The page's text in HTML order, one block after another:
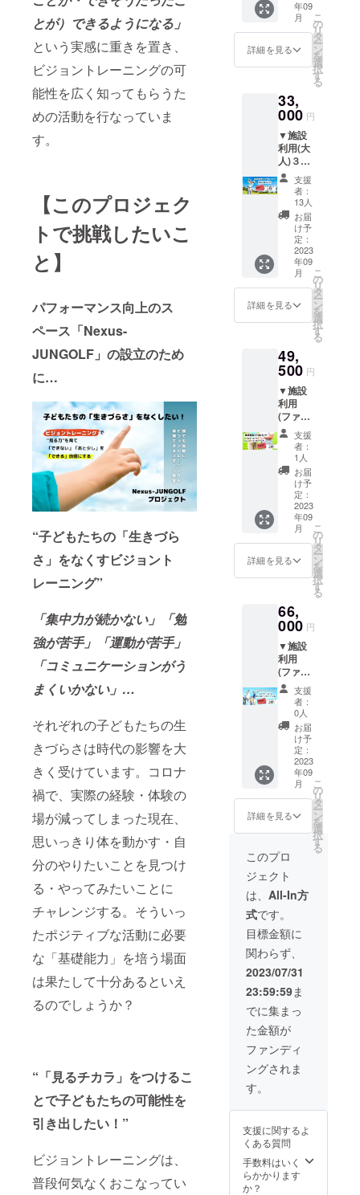
とが）できるようになる」
という実感に重きを置き、
ビジョントレーニングの可
能性を広く知ってもらうた
めの活動を行なっていま
す。
【このプロジェク
トで挑戦したいこ
と】
パフォーマンス向上のス
ペース「Nexus-
JUNGOLF」の設立のため
に…
“子どもたちの「生きづら
さ」をなくすビジョント
レーニング”
「集中力が続かない」「勉
強が苦手」「運動が苦手」
「コミュニケーションがう
まくいかない」…
それぞれの子どもたちの生
きづらさは時代の影響を大
きく受けています。コロナ
禍で、実際の経験・体験の
場が減ってしまった現在、
思いっきり体を動かす・自
分のやりたいことを見つけ
る・やってみたいことに
チャレンジする。そういっ
たポジティブな活動に必要
な「基礎能力」を培う場面
は果たして十分あるといえ
るのでしょうか？
“「見るチカラ」をつけるこ
とで子どもたちの可能性を
引き出したい！”
ビジョントレーニングは、
普段何気なくおこなってい
お品物
の発送
はござ
いませ
レーニ
ングに
チャレ
ンジで
ングを
始めて
みたい
人に、
入門編
として
ピッタ
リで
す！ ＜
内容＞
・１授
業３０
分のオ
ンライ
ンレッ
スンを
４回分
トレー
ニング
につい
ての基
礎知識
第二
回：基
本の実
践 第三
回：応
用の実
践 第四
回：
フィー
ドバッ
ライン
レッス
（対面
は実施
しませ
ん。）
・
使用す
るツー
ル：
zoom、
Skype
・
使用
ツール
環境：
スマー
ン、パ
ソコン
等 有効
期限：
初回
レッス
ンの有
効期限
2023年
11月末
日（最
終有効
期限
2023年
12月末
日） 受
講日程
はプロ
後メー
ルにて
調整さ
せてい
ただき
ま
ケット
２回分
▼ レッ
スンチ
ケット
分がど
お得
に！通
常、
20,900
円のと
ころ、
16,500
円でご
利用い
ただけ
ます。
（１
セット
4,400円
得！）
複数購
年コー
スへと
延長可
能！
レッス
ンチ
ケット
の分を
ぜひお
得に施
設利用
してく
ださい♪
＜内容
＞ ・
U30（
ジュニ
下）１
人分
３ヶ月
施設利
用券 ・
レッス
ンチ
ケッ
ト ２
回分 ＜
ご注意
＞ 本プ
ロジェ
クトの
リター
レッス
ンは1年
上限で
す。 お
ひとり
さま4個
で、ご
支援く
ださ
い。 有
効期
限：初
回レッ
スンの
有効期
限2023
年12月
末日
（利用
受講し
てから
連続で
換算し
ます。
例：
年09
月
詳細を見る
こ
の
リ
タ
ー
ン
を
選
択
す
る
33,
000 円
▼施設
利用(大
人)３ヶ
月パッ
ク＋
レッス
ンチ
ケット
２回分
▼ レッ
スンチ
ケット
分がど
んどん
お得
に！ 通
37,400
円のと
ころ、
33,000
円でご
利用い
ただけ
ます。
（１
セット
4,400円
得！）
複数購
入で、
６ヶ
月、１
能！
レッス
ンチ
ケット
の分を
ぜひお
得に施
設利用
してく
ださい♪
＜内容
＞ ・大
人１人
分
３ヶ月
施設利
用券 ・
ケッ
回分 ＜
ご注意
＞ 本プ
ロジェ
クトの
リター
ンの
レッス
継続が
上限で
す。 お
ひとり
さま4個
口まで
で、ご
い。 有
効期
限：初
回レッ
スンの
有効期
支援
者：
13人
お届
け予
定：
2023
年09
月
詳細を見る
こ
の
リ
タ
ー
ン
を
選
択
す
る
49,
500 円
▼施設
利用
(ファミ
リー①)
３ヶ月
パック
＋レッ
スンチ
ケット
４回分
▼ 「大
人１
名」と
その
「ご家
族の方
の３ヶ
月パッ
クセッ
ト価格
のコー
スです♪
レッス
ンチ
ケット
分がど
んどん
お得
に！通
常、
58,300
円のと
ころ、
利用い
ただけ
ます。
（１
セット
8,800円
お
得！）
複数購
入で、
６ヶ
月、１
年コー
スへと
延長可
能！
レッス
ンチ
ぜひお
得に施
設利用
してく
ださい♪
＜内容
支援
者：
1人
お届
け予
定：
2023
年09
月
詳細を見る
こ
の
リ
タ
ー
ン
を
選
択
す
る
66,
000 円
▼施設
利用
(ファミ
リー②)
３ヶ月
パック
＋レッ
スンチ
ケット
６回分
▼ 「大
人１
名」と
その
「ご家
族の方
２名」
の３ヶ
月パッ
クセッ
ト価格
のコー
スです♪
レッス
ンチ
ケット
分がど
んどん
お得
に！通
常、
79,200
円のと
ころ、
利用い
ます。
（１
セット
13,200
円お
支援
者：
0人
お届
け予
定：
2023
年09
月
詳細を見る
こ
の
リ
タ
ー
ン
を
選
択
す
る
このプロ
ジェクト
は、 All-In方
式です。
目標金額に
関わらず、
2023/07/31
23:59:59ま
でに集まっ
た金額が
ファンディ
ングされま
す。
支援に関するよ
くある質問
手数料はいく
らかかります
か？